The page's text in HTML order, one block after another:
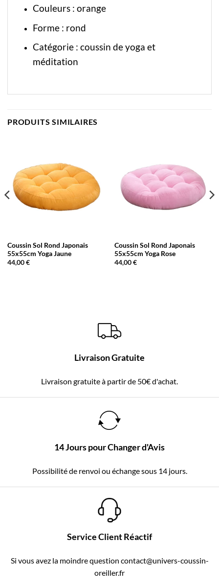
Couleurs : orange
Forme : rond
Catégorie : coussin de yoga et
méditation
PRODUITS SIMILAIRES
Coussin Sol Rond Japonais
55x55cm Yoga Jaune
44,00€
Coussin Sol Rond Japonais
55x55cm Yoga Rose
44,00€
Livraison Gratuite
Livraison gratuite à partir de 50€ d'achat.
14 Jours pour Changer d'Avis
Possibilité de renvoi ou échange sous 14 jours.
Service Client Réactif
Si vous avez la moindre question contact@univers-coussin-
oreiller.fr